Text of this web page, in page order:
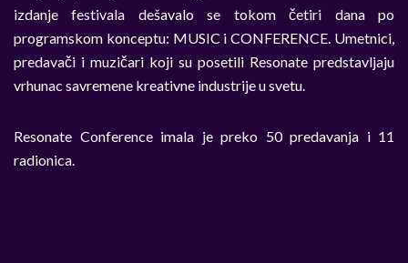
izdanje festivala dešavalo se tokom četiri dana po
programskom konceptu: MUSIC i CONFERENCE. Umetnici,
predavači i muzičari koji su posetili Resonate predstavljaju
vrhunac savremene kreativne industrije u svetu.
Resonate Conference imala je preko 50 predavanja i 11
radionica.